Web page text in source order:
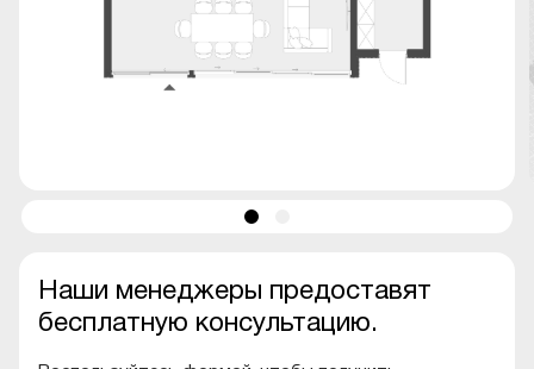
Наши менеджеры предоставят
бесплатную консультацию.